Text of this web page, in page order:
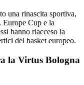
una rinascita sportiva,
Cup e la
hanno riacceso la
del basket europeo.
la Virtus Bologna